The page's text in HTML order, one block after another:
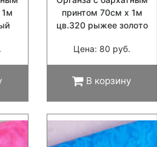
1м
принтом 70см х 1м
цв.320 рыжее золото
Цена: 80 руб.
В корзину